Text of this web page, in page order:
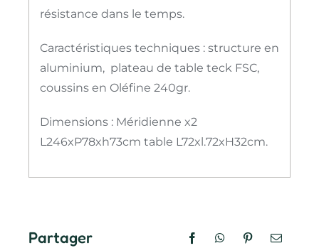
résistance dans le temps.
Caractéristiques techniques : structure en
aluminium, plateau de table teck FSC,
coussins en Oléfine 240gr.
Dimensions : Méridienne x2
L246xP78xh73cm table L72xl.72xH32cm.
Partager